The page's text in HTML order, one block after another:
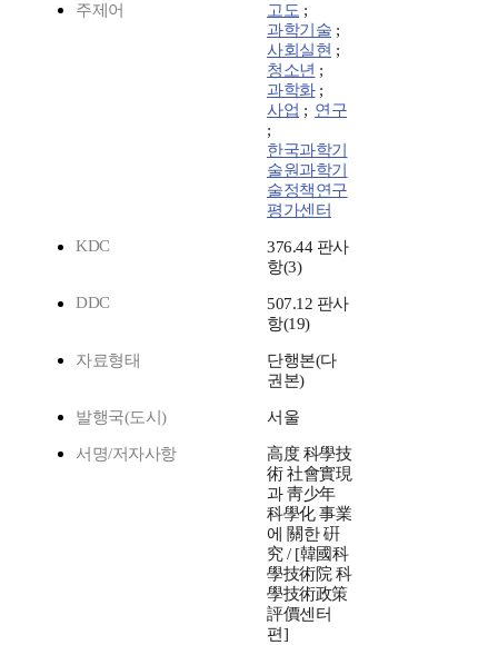
주제어 고도 ;
과학기술 ;
사회실현 ;
청소년 ;
과학화;
사업 ; 연구
;
한국과학기
술원과학기
술정책연구
평가센터
KDC
376.44 판사
항(3)
DDC
507.12 판사
항(19)
자료형태
단행본(다
권본)
발행국(도시) 서울
서명/저자사항
高度 科學技
術 社會實現
과 靑少年
科學化 事業
에 關한 硏
究 / [韓國科
學技術院 科
學技術政策
評價센터
편]